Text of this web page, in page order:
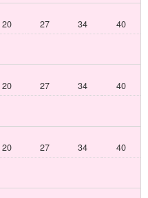
20 27 34 40
20 27 34 40
20 27 34 40